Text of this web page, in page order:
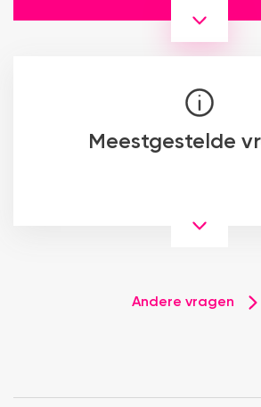
Meestgestelde
Andere vragen